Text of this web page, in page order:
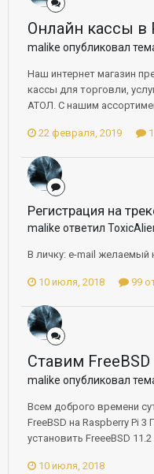
Онлайн кассы в
malike опубликовал
Наш интернет магазин
кассы для торговли,
АТОЛ. С нашим
22 февраля, 2019
Регистрация на
malike ответил
В личку: e-mail желаемый
10 июля, 2018 99
Ставим FreeBSD
malike опубликовал
Всем доброго времени
FreeBSD на Raspberry Pi
установить FreeeBSD
10 июля, 2018